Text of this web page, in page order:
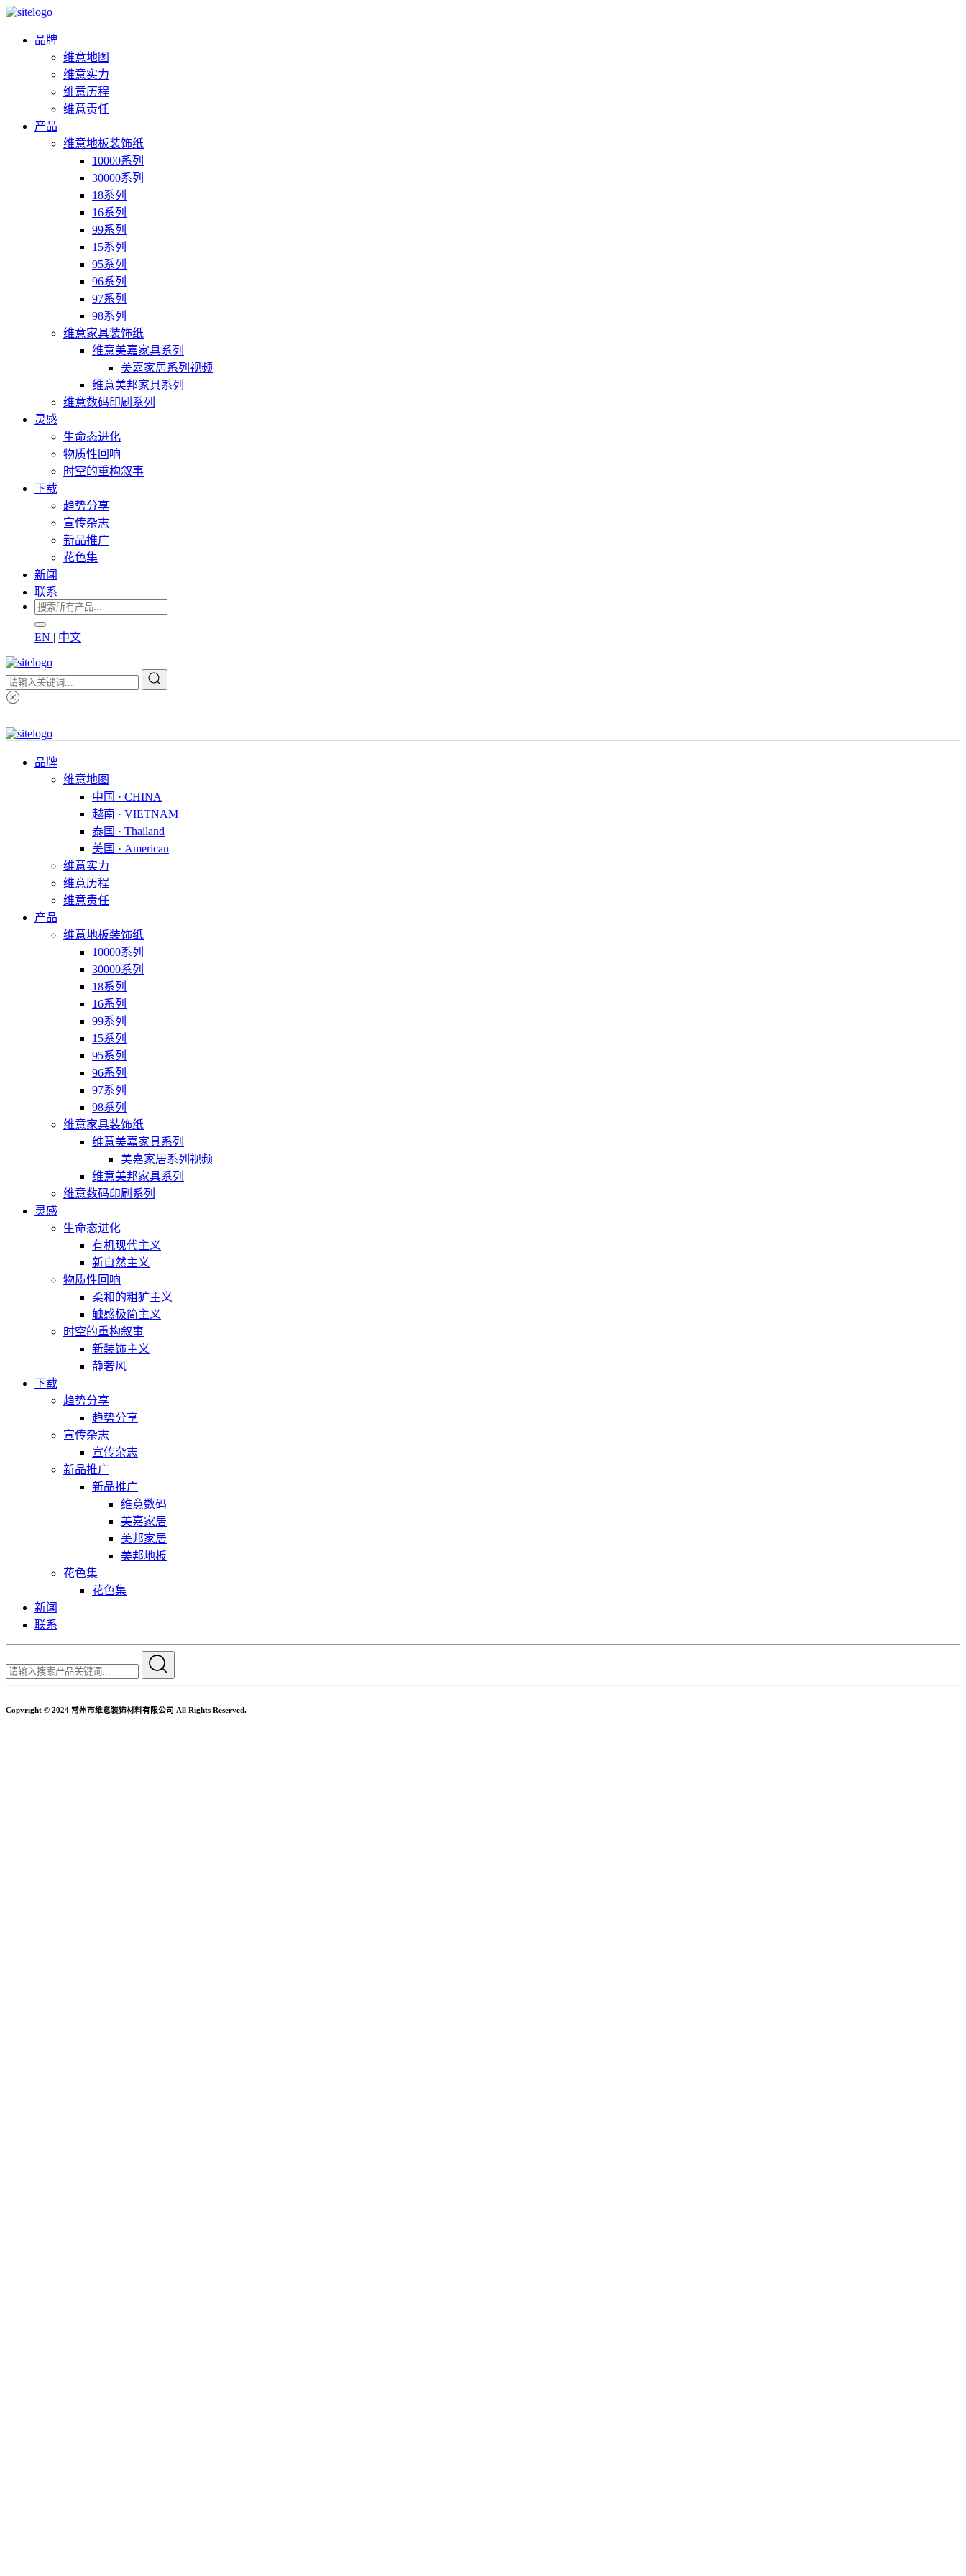
品牌
维意地图
维意实力
维意历程
维意责任
产品
维意地板装饰纸
10000系列
30000系列
18系列
16系列
99系列
15系列
95系列
96系列
97系列
98系列
维意家具装饰纸
维意美嘉家具系列
美嘉家居系列视频
维意美邦家具系列
维意数码印刷系列
灵感
生命态进化
物质性回响
时空的重构叙事
下载
趋势分享
宣传杂志
新品推广
花色集
新闻
联系
EN | 中文
品牌
维意地图
中国 · CHINA
越南 · VIETNAM
泰国 · Thailand
美国 · American
维意实力
维意历程
维意责任
产品
维意地板装饰纸
10000系列
30000系列
18系列
16系列
99系列
15系列
95系列
96系列
97系列
98系列
维意家具装饰纸
维意美嘉家具系列
美嘉家居系列视频
维意美邦家具系列
维意数码印刷系列
灵感
生命态进化
有机现代主义
新自然主义
物质性回响
柔和的粗犷主义
触感极简主义
时空的重构叙事
新装饰主义
静奢风
下载
趋势分享
趋势分享
宣传杂志
宣传杂志
新品推广
新品推广
维意数码
美嘉家居
美邦家居
美邦地板
花色集
花色集
新闻
联系
Copyright © 2024 常州市维意装饰材料有限公司 All Rights Reserved.